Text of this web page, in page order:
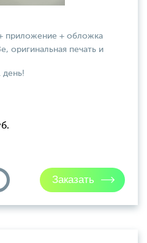
приложение + обложка
оригинальная печать и
день!